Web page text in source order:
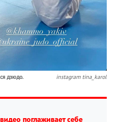
дзюдо. instagram tina_karol
поглаживает себе